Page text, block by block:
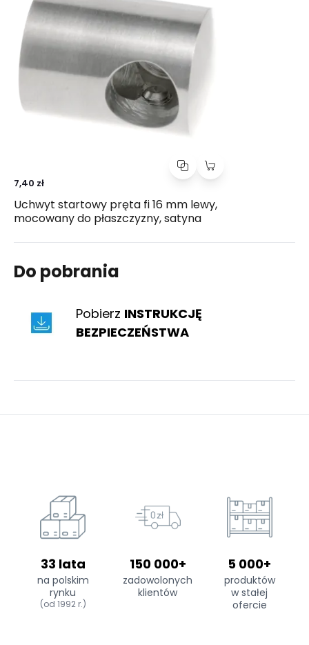
7,40 zł
Uchwyt startowy pręta fi 16 mm lewy,
mocowany do płaszczyzny, satyna
Do pobrania
Pobierz INSTRUKCJĘ
BEZPIECZEŃSTWA
33 lata
na polskim
rynku
(od 1992 r.)
150 000+
zadowolonych
klientów
5 000+
produktów
w stałej
ofercie